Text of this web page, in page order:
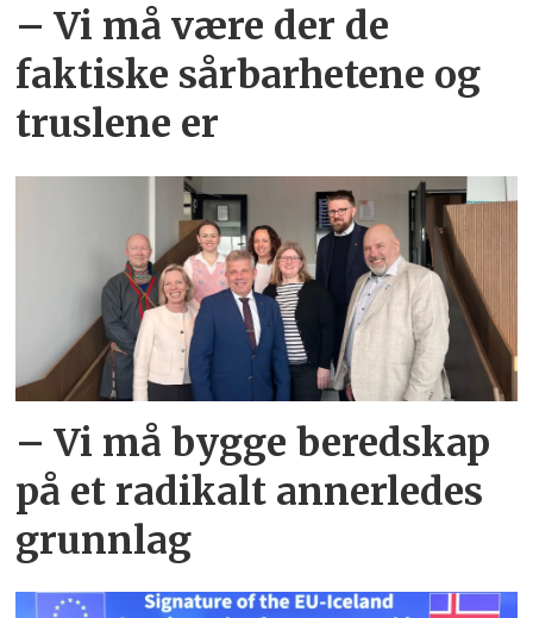
– Vi må være der de
faktiske sårbarhetene og
truslene er
– Vi må bygge beredskap
på et radikalt annerledes
grunnlag